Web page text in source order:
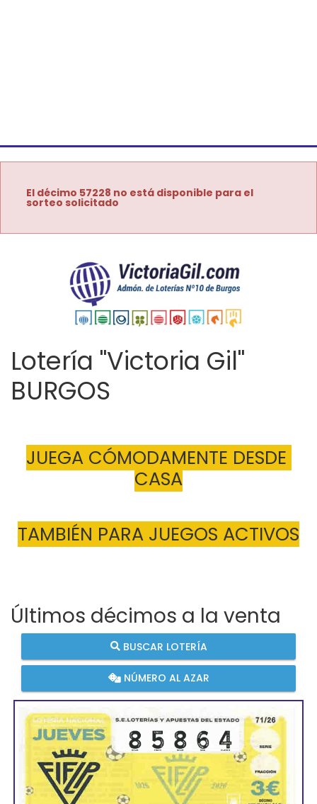
El décimo 57228 no está disponible para el
sorteo solicitado
Lotería "Victoria Gil"
BURGOS
JUEGA CÓMODAMENTE DESDE
CASA
TAMBIÉN PARA JUEGOS ACTIVOS
Últimos décimos a la venta
BUSCAR LOTERÍA
NÚMERO AL AZAR